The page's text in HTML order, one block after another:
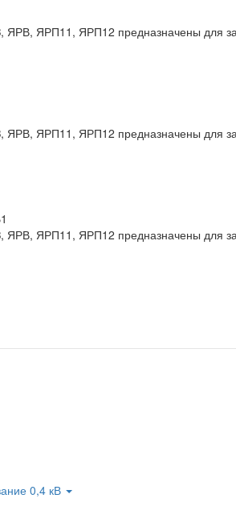
ЯРП11, ЯРП12 предназначены для
ЯРП11, ЯРП12 предназначены для
ЯРП11, ЯРП12 предназначены для
0,4 кВ